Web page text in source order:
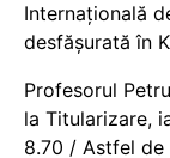
Internațională
desfășurată în
Profesorul
la Titularizare,
8.70 / Astfel de